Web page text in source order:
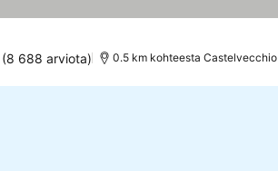
(8 688 arviota) 0.5 km kohteesta Castelvecchio